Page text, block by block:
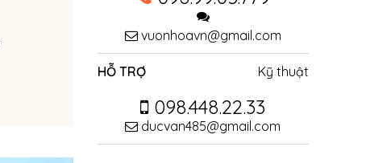
vuonhoavn@gmail.com
HỖ TRỢ Kỹ thuật
098.448.22.33
ducvan485@gmail.com